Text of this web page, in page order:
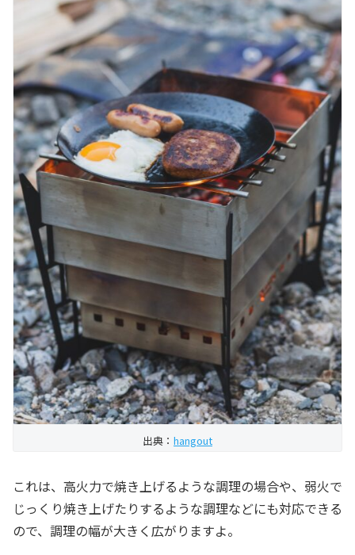
出典： hangout
これは、高火力で焼き上げるような調理の場合や、弱火で
じっくり焼き上げたりするような調理などにも対応できる
ので、調理の幅が大きく広がりますよ。